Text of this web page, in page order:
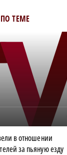
ТЕМЕ
в отношении
за пьяную езду